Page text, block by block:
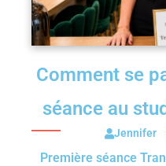
Comment se
séance au
Jennifer
Première séance